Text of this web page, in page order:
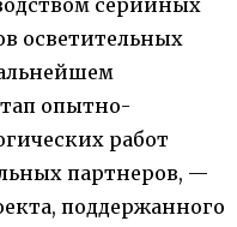
серийных
осветительных
опытно-
работ
партнеров, —
поддержанного